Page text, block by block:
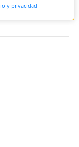
y privacidad